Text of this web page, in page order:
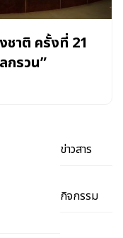
ชาติ ครั้งที่ 21
กรวน”
ข่าวสาร
กิจกรรม